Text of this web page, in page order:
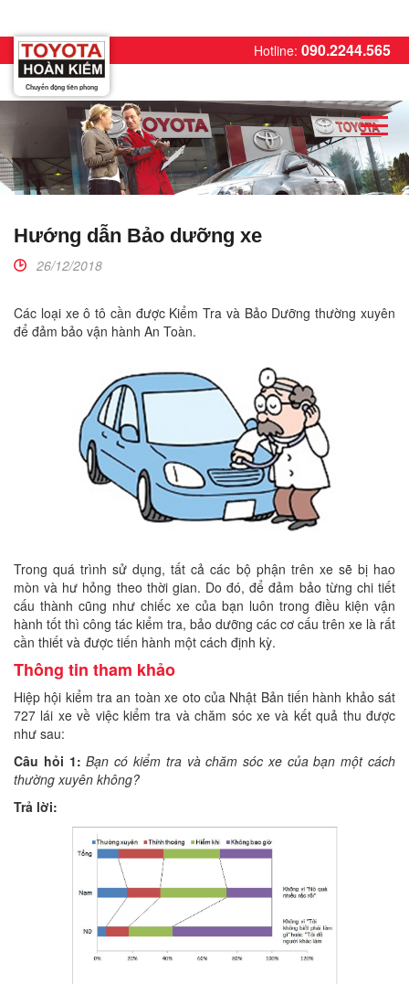
Hotline: 090.2244.565
Chuyển động tiên phong
Hướng dẫn Bảo dưỡng xe
26/12/2018
Các loại xe ô tô cần được Kiểm Tra và Bảo Dưỡng thường xuyên
để đảm bảo vận hành An Toàn.
Trong quá trình sử dụng, tất cả các bộ phận trên xe sẽ bị hao
mòn và hư hỏng theo thời gian. Do đó, để đảm bảo từng chi tiết
cấu thành cũng như chiếc xe của bạn luôn trong điều kiện vận
hành tốt thì công tác kiểm tra, bảo dưỡng các cơ cấu trên xe là rất
cần thiết và được tiến hành một cách định kỳ.
Thông tin tham khảo
Hiệp hội kiểm tra an toàn xe oto của Nhật Bản tiến hành khảo sát
727 lái xe về việc kiểm tra và chăm sóc xe và kết quả thu được
như sau:
Câu hỏi 1: Bạn có kiểm tra và chăm sóc xe của bạn một cách
thường xuyên không?
Trả lời: